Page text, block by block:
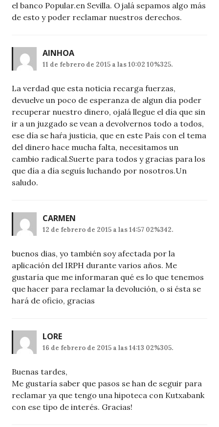
el banco Popular.en Sevilla. Ojalá sepamos algo más
de esto y poder reclamar nuestros derechos.
AINHOA
11 de febrero de 2015 a las 10:02 10%325.
La verdad que esta noticia recarga fuerzas,
devuelve un poco de esperanza de algun día poder
recuperar nuestro dinero, ojalá llegue el día que sin
ir a un juzgado se vean a devolvernos todo a todos,
ese día se haŕa justicia, que en este País con el tema
del dinero hace mucha falta, necesitamos un
cambio radical.Suerte para todos y gracias para los
que día a día seguís luchando por nosotros.Un
saludo.
CARMEN
12 de febrero de 2015 a las 14:57 02%342.
buenos dias, yo también soy afectada por la
aplicación del IRPH durante varios años. Me
gustaría que me informaran qué es lo que tenemos
que hacer para reclamar la devolución, o si ésta se
hará de oficio, gracias
LORE
16 de febrero de 2015 a las 14:13 02%305.
Buenas tardes,
Me gustaría saber que pasos se han de seguir para
reclamar ya que tengo una hipoteca con Kutxabank
con ese tipo de interés. Gracias!